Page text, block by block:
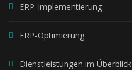
ERP-Implementierung
ERP-Optimierung
Dienstleistungen im Überblick